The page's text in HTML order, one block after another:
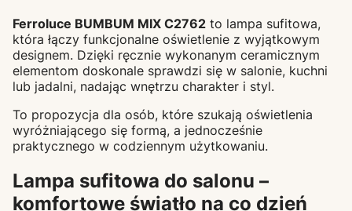
Ferroluce BUMBUM MIX C2762 to lampa sufitowa,
która łączy funkcjonalne oświetlenie z wyjątkowym
designem. Dzięki ręcznie wykonanym ceramicznym
elementom doskonale sprawdzi się w salonie, kuchni
lub jadalni, nadając wnętrzu charakter i styl.
To propozycja dla osób, które szukają oświetlenia
wyróżniającego się formą, a jednocześnie
praktycznego w codziennym użytkowaniu.
Lampa sufitowa do salonu –
komfortowe światło na co dzień